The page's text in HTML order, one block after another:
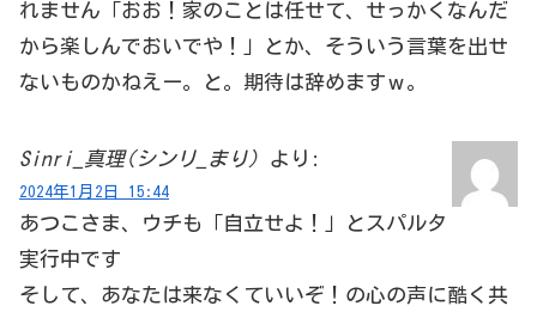
れません「おお！家のことは任せて、せっかくなんだ
から楽しんでおいでや！」とか、そういう言葉を出せ
ないものかねえー。と。期待は辞めますｗ。
Sinri_真理(シンリ_まり) より:
2024年1月2日 15:44
あつこさま、ウチも「自立せよ！」とスパルタ
実行中です
そして、あなたは来なくていいぞ！の心の声に酷く共